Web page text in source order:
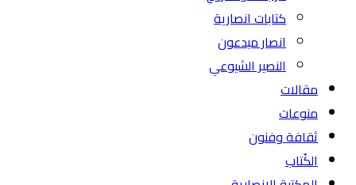
كتابات انصارية
انصار مبدعون
النصیر الشیوعي
مقالات
منوعات
ثقافة وفنون
الكُتاب